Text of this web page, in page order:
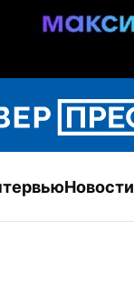
Новости